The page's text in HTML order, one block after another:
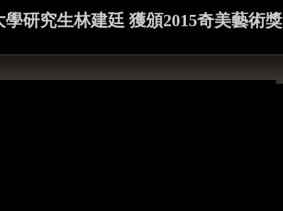
學研究生林建廷 獲頒2015奇美藝術獎